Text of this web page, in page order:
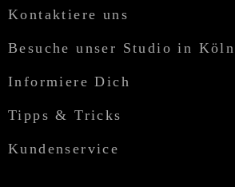
Kontaktiere uns
Besuche unser Studio in Köln
Informiere Dich
Tipps & Tricks
Kundenservice